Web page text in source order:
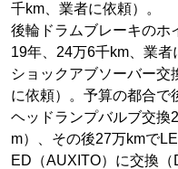
千km、業者に依頼）。
後輪ドラムブレーキのホ
19年、24万6千km、業者
ショックアブソーバー交
に依頼）。予算の都合で
ヘッドランプバルブ交換
m）、その後27万kmで
ED（AUXITO）に交換（